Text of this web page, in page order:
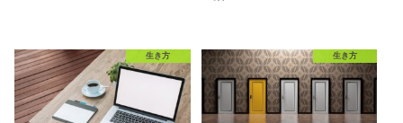
生き方 生き方